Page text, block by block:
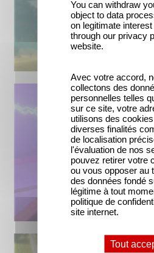
You can withdraw
object to data
on legitimate
through our privacy
website.
Avec votre accord,
collectons des
personnelles telles
sur ce site, votre
utilisons des
diverses finalités
de localisation
l'évaluation de nos
pouvez retirer votre
ou vous opposer au
des données fondé
légitime à tout
politique de
site internet.
Tout